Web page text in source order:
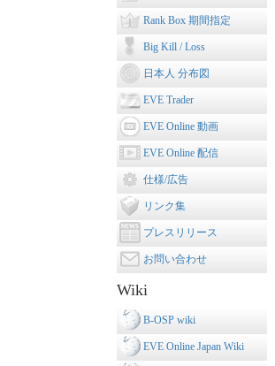
Rank Box 期間指定
Big Kill / Loss
日本人 分布図
EVE Trader
EVE Online 動画
EVE Online 配信
仕様/広告
リンク集
プレスリリース
お問い合わせ
Wiki
B-OSP wiki
EVE Online Japan Wiki